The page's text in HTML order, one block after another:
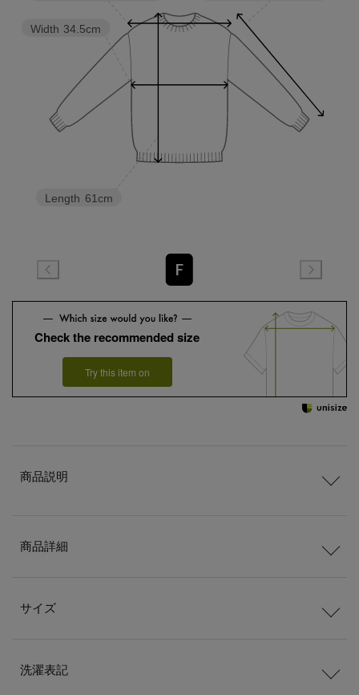
Length 61cm
Width 34.5cm
F
Check the recommended size
Try this item on
商品説明
商品詳細
サイズ
洗濯表記